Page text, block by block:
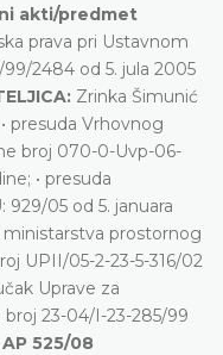
akti/predmet
prava pri Ustavnom
2484 od 5. jula 2005
Zrinka Šimunić
• presuda Vrhovnog
broj 070-0-Uvp-06-
• presuda
929/05 od 5. januara
ministarstva prostornog
UPII/05-2-23-5-316/02
Uprave za
23-04/I-23-285/99
525/08